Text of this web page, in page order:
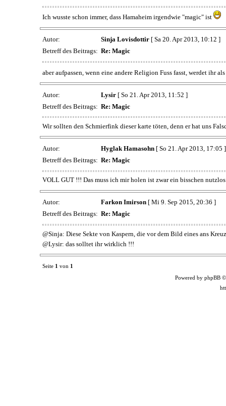
Ich wusste schon immer, dass Hamaheim irgendwie "magic" ist
Autor: Sinja Lovisdottir[ Sa 20. Apr 2013, 10:12 ]
Betreff des Beitrags: Re: Magic
aber aufpassen, wenn eine andere Religion Fuss fasst, werdet ihr
Autor: Lysir[ So 21. Apr 2013, 11:52 ]
Betreff des Beitrags: Re: Magic
Wir sollten den Schmierfink dieser karte töten, denn er hat uns
Autor: Hyglak Hamasohn[ So 21. Apr 2013, 17:05 ]
Betreff des Beitrags: Re: Magic
VOLL GUT !!! Das muss ich mir holen ist zwar ein bisschen
Autor: Farkon Imirson[ Mi 9. Sep 2015, 20:36 ]
Betreff des Beitrags: Re: Magic
@Sinja: Diese Sekte von Kaspern, die vor dem Bild eines ans
@Lysir: das solltet ihr wirklich !!!
Seite 1 von 1
Powered by phpBB